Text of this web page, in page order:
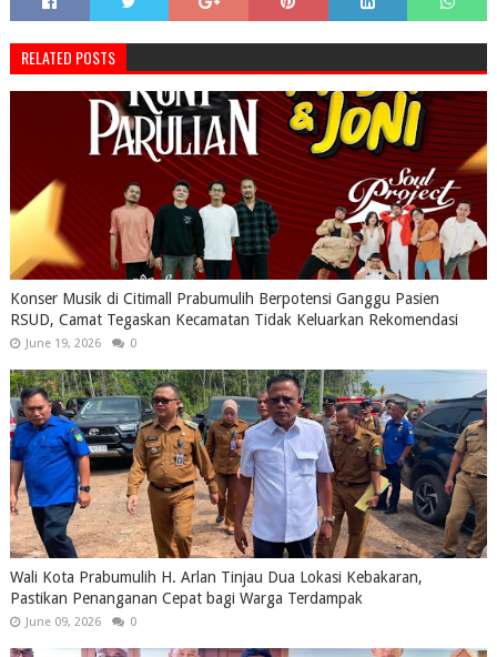
RELATED POSTS
Konser Musik di Citimall Prabumulih Berpotensi Ganggu Pasien
RSUD, Camat Tegaskan Kecamatan Tidak Keluarkan Rekomendasi
June 19, 2026 0
Wali Kota Prabumulih H. Arlan Tinjau Dua Lokasi Kebakaran,
Pastikan Penanganan Cepat bagi Warga Terdampak
June 09, 2026 0